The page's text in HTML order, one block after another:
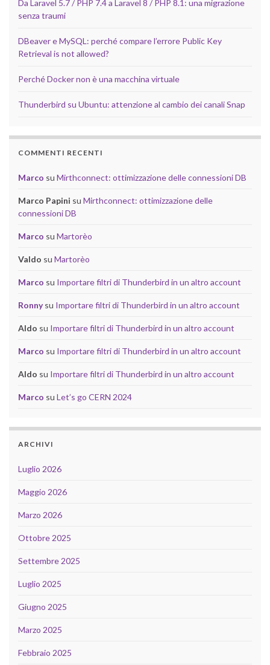
Da Laravel 5.7 / PHP 7.4 a Laravel 8 / PHP 8.1: una migrazione
senza traumi
DBeaver e MySQL: perché compare l’errore Public Key
Retrieval is not allowed?
Perché Docker non è una macchina virtuale
Thunderbird su Ubuntu: attenzione al cambio dei canali Snap
COMMENTI RECENTI
Marco su Mirthconnect: ottimizzazione delle connessioni DB
Marco Papini su Mirthconnect: ottimizzazione delle
connessioni DB
Marco su Martorèo
Valdo su Martorèo
Marco su Importare filtri di Thunderbird in un altro account
Ronnysu Importare filtri di Thunderbird in un altro account
Aldo su Importare filtri di Thunderbird in un altro account
Marco su Importare filtri di Thunderbird in un altro account
Aldo su Importare filtri di Thunderbird in un altro account
Marco su Let’s go CERN 2024
ARCHIVI
Luglio 2026
Maggio 2026
Marzo 2026
Ottobre 2025
Settembre 2025
Luglio 2025
Giugno 2025
Marzo 2025
Febbraio 2025